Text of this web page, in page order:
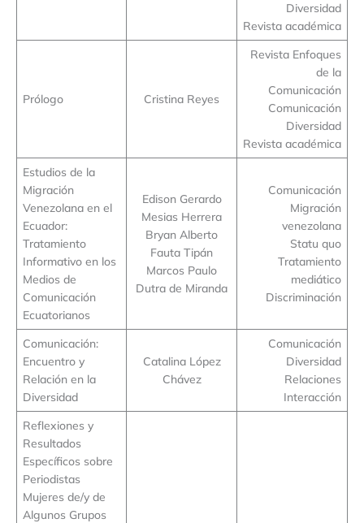
Diversidad
Revista académica
Prólogo Cristina Reyes
Revista Enfoques
de la
Comunicación
Comunicación
Diversidad
Revista académica
Estudios de la
Migración
Venezolana en el
Ecuador:
Tratamiento
Informativo en los
Medios de
Comunicación
Ecuatorianos
Edison Gerardo
Mesias Herrera
Bryan Alberto
Fauta Tipán
Marcos Paulo
Dutra de Miranda
Comunicación
Migración
venezolana
Statu quo
Tratamiento
mediático
Discriminación
Comunicación:
Encuentro y
Relación en la
Diversidad
Catalina López
Chávez
Comunicación
Diversidad
Relaciones
Interacción
Reflexiones y
Resultados
Específicos sobre
Periodistas
Mujeres de/y de
Algunos Grupos